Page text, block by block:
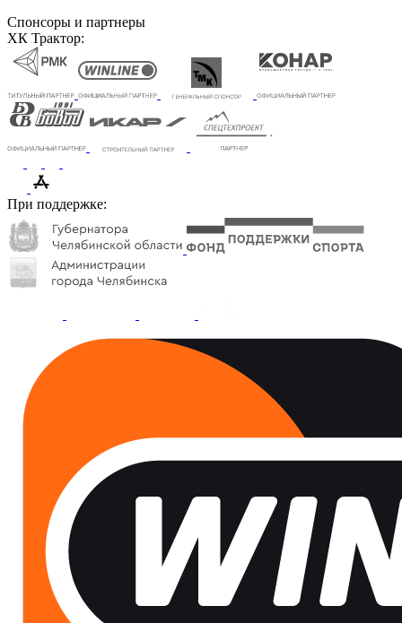
Спонсоры и партнеры
ХК Трактор:
При поддержке: